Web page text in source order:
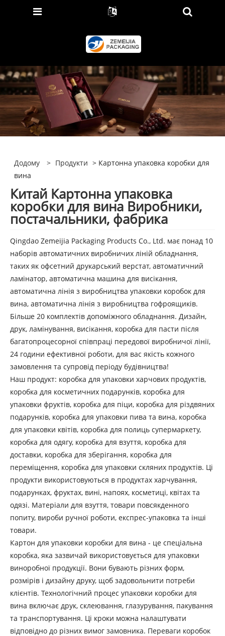
Додому > Продукти > Картонна упаковка коробки для
вина
Китай Картонна упаковка
коробки для вина Виробники,
постачальники, фабрика
Qingdao Zemeijia Packaging Products Co., Ltd. має понад 10
наборів автоматичних виробничих ліній обладнання,
таких як офсетний друкарський верстат, автоматичний
ламінатор, автоматична машина для висікання,
автоматична лінія з виробництва упаковки коробок для
вина, автоматична лінія з виробництва гофроящиків.
Більше 20 комплектів допоміжного обладнання. Дизайн,
друк, ламінування, висікання, коробка для пасти після
багатопроцесорної співпраці передової виробничої лінії,
24 години ефективної роботи, для вас якість кожного
замовлення та супровід періоду будівництва!
Наш продукт: коробка для упаковки харчових продуктів,
коробка для косметичних подарунків, коробка для
упаковки фруктів, коробка для піци, коробка для різдвяних
подарунків, коробка для упаковки пива та вина, коробка
для упаковки квітів, коробка для полиць супермаркету,
коробка для одягу, коробка для взуття, коробка для
доставки, коробка для зберігання, коробка для
переміщення, коробка для упаковки скляних продуктів. Ці
продукти використовуються в продуктах харчування,
подарунках, фруктах, вині, напоях, косметиці, квітах та
одязі. Матеріали для взуття, товари повсякденного
попиту, вироби ручної роботи, експрес-упаковка та інші
товари.
Картон для упаковки коробки для вина - це спеціальна
коробка, яка зазвичай використовується для упаковки
виноробної продукції. Вони бувають різних форм,
розмірів і дизайну друку, щоб задовольнити потреби
клієнтів. Технологічний процес упаковки коробки для
вина включає друк, склеювання, глазурування, пакування
та транспортування. Ці кроки можна налаштувати
відповідно до різних вимог замовника. Переваги коробок